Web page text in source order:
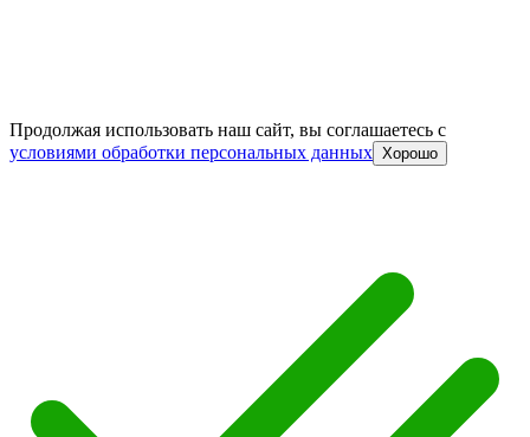
Продолжая использовать наш сайт, вы соглашаетесь c
условиями обработки персональных данных Хорошо